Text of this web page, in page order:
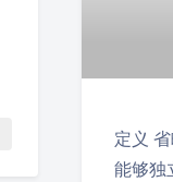
定义
能够独